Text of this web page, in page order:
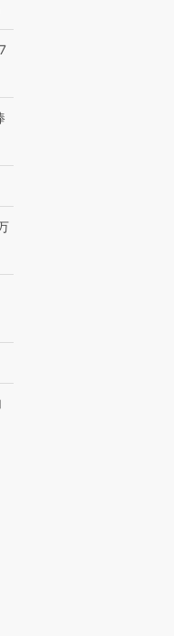
世代 用街头抗争将教
长拱下台